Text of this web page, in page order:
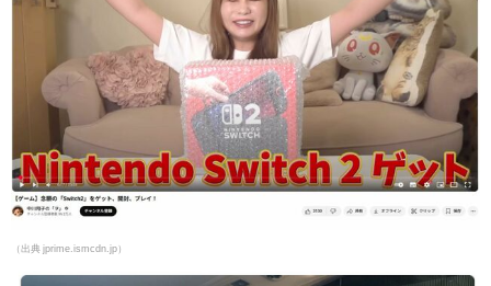
（出典 jprime.ismcdn.jp）